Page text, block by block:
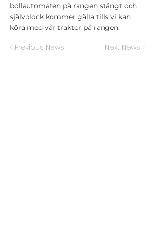
bollautomaten på rangen stängt och
självplock kommer gälla tills vi kan
köra med vår traktor på rangen.
< Previous News Next News >